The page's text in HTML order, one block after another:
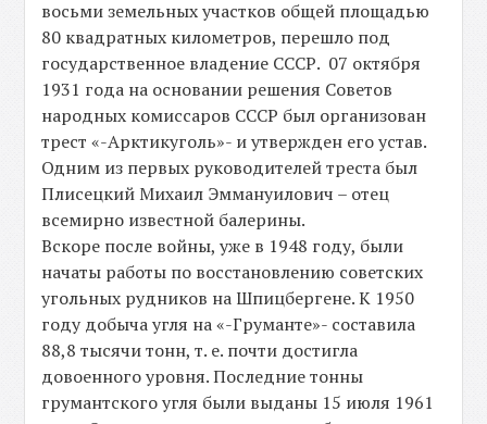
восьми земельных участков общей площадью
80 квадратных километров, перешло под
государственное владение СССР. 07 октября
1931 года на основании решения Советов
народных комиссаров СССР был организован
трест «-Арктикуголь»- и утвержден его устав.
Одним из первых руководителей треста был
Плисецкий Михаил Эммануилович – отец
всемирно известной балерины.
Вскоре после войны, уже в 1948 году, были
начаты работы по восстановлению советских
угольных рудников на Шпицбергене. К 1950
году добыча угля на «-Груманте»- составила
88,8 тысячи тонн, т. е. почти достигла
довоенного уровня. Последние тонны
грумантского угля были выданы 15 июля 1961